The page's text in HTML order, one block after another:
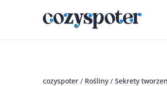
cozyspoter / Rośliny / Sekrety